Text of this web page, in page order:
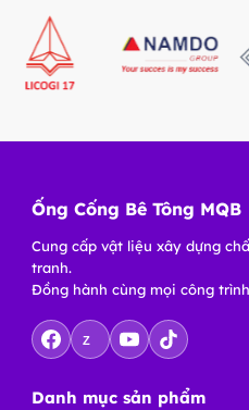
Ống Cống Bê Tông MQB
Cung cấp vật liệu xây dựng
tranh.
Đồng hành cùng mọi công
Z
Danh mục sản phẩm